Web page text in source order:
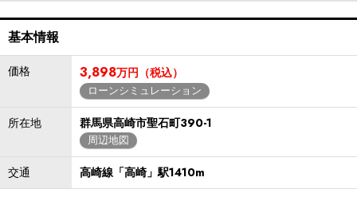
基本情報
価格 3,898万円（税込）
ローンシミュレーション
所在地 群馬県高崎市聖石町390-1
周辺地図
交通 高崎線「高崎」駅1410m